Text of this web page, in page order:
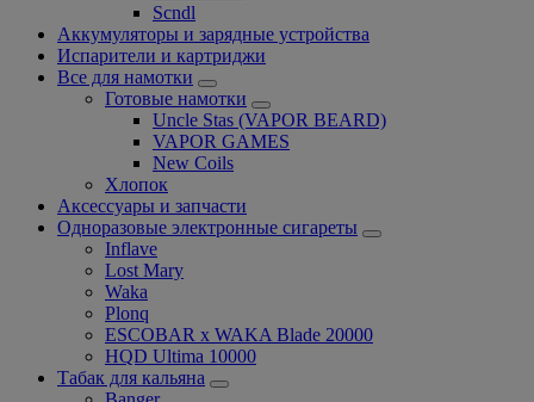
Scndl
Аккумуляторы и зарядные устройства
Испарители и картриджи
Все для намотки
Готовые намотки
Uncle Stas (VAPOR BEARD)
VAPOR GAMES
New Coils
Хлопок
Аксессуары и запчасти
Одноразовые электронные сигареты
Inflave
Lost Mary
Waka
Plonq
ESCOBAR x WAKA Blade 20000
HQD Ultima 10000
Табак для кальяна